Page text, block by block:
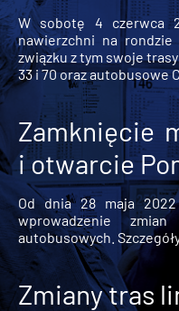
W sobotę 4 czerwca
nawierzchni na
związku z tym swoje
33 i 70 oraz autobusowe C,
Zamknięcie
i otwarcie
Od dnia 28 maja
wprowadzenie
autobusowych.
Zmiany tras